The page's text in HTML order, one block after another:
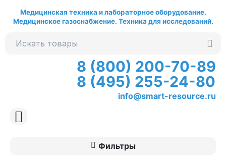
Медицинская техника и лабораторное оборудование.
Медицинское газоснабжение. Техника для исследований.
8 (800) 200-70-89
8 (495) 255-24-80
info@smart-resource.ru
Фильтры